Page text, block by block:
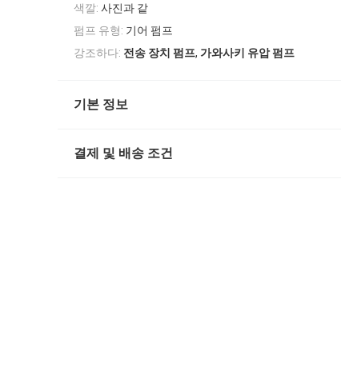
색깔: 사진과 같
펌프 유형: 기어 펌프
강조하다: 전송 장치 펌프, 가와사키 유압 펌프
기본 정보
결제 및 배송 조건